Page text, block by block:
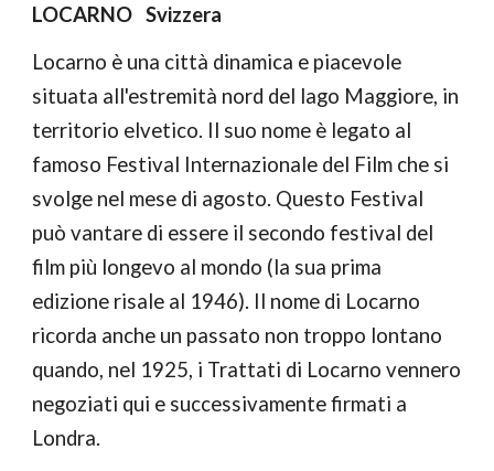
LOCARNO   Svizzera
Locarno è una città dinamica e piacevole
situata all'estremità nord del lago Maggiore, in
territorio elvetico. Il suo nome è legato al
famoso Festival Internazionale del Film che si
svolge nel mese di agosto. Questo Festival
può vantare di essere il secondo festival del
film più longevo al mondo (la sua prima
edizione risale al 1946). Il nome di Locarno
ricorda anche un passato non troppo lontano
quando, nel 1925, i Trattati di Locarno vennero
negoziati qui e successivamente firmati a
Londra.